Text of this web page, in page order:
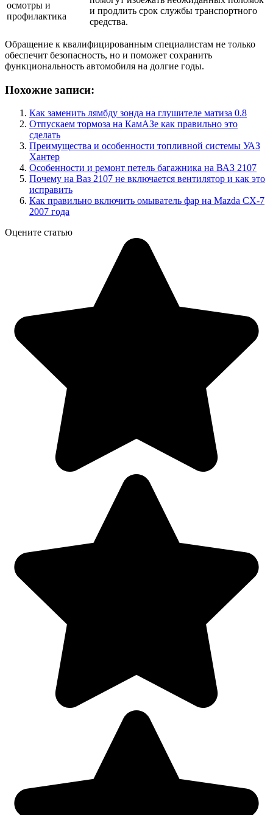
осмотры и
профилактика
и продлить срок службы транспортного
средства.
Обращение к квалифицированным специалистам не только
обеспечит безопасность, но и поможет сохранить
функциональность автомобиля на долгие годы.
Похожие записи:
Как заменить лямбду зонда на глушителе матиза 0.8
Отпускаем тормоза на КамАЗе как правильно это
сделать
Преимущества и особенности топливной системы УАЗ
Хантер
Особенности и ремонт петель багажника на ВАЗ 2107
Почему на Ваз 2107 не включается вентилятор и как это
исправить
Как правильно включить омыватель фар на Mazda CX-7
2007 года
Оцените статью